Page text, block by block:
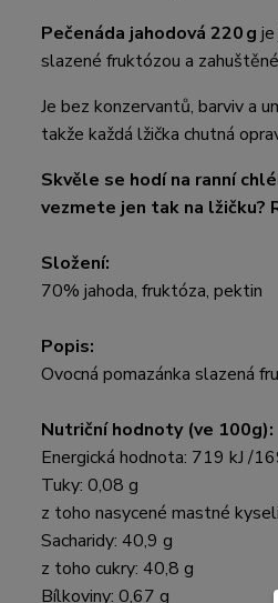
Pečenáda jahodová 220 g
slazené fruktózou a
Je bez konzervantů, barviv a
takže každá lžička chutná
Skvěle se hodí na ranní
vezmete jen tak na lžičku?
Složení:
70% jahoda, fruktóza, pektin
Popis:
Ovocná pomazánka slazená
Nutriční hodnoty (ve 100g):
Energická hodnota: 719 kJ /
Tuky: 0,08 g
z toho nasycené mastné
Sacharidy: 40,9 g
z toho cukry: 40,8 g
Bílkoviny: 0,67 g